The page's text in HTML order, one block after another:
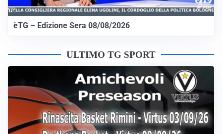
èTG – Edizione Sera 08/08/2026
ULTIMO TG SPORT